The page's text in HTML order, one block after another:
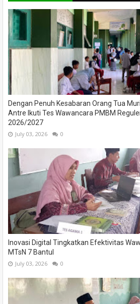
Dengan Penuh Kesabaran Orang Tua
Antre Ikuti Tes Wawancara PMBM
2026/2027
July 03, 2026 0
Inovasi Digital Tingkatkan Efektivitas
MTsN 7 Bantul
July 03, 2026 0